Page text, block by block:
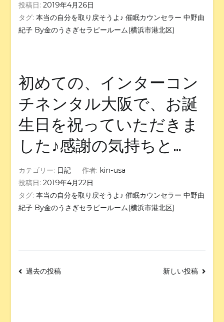
投稿日:2019年4月26日
タグ:本当の自分を取り戻そうよ♪ 催眠カウンセラー 中野由
紀子 By金のうさぎセラピールーム(横浜市港北区)
初めての、インターコン
チネンタル大阪で、お誕
生日を祝っていただきま
した♪感謝の気持ちと…
カテゴリー: 日記 作者: kin-usa
投稿日:2019年4月22日
タグ:本当の自分を取り戻そうよ♪ 催眠カウンセラー 中野由
紀子 By金のうさぎセラピールーム(横浜市港北区)
過去の投稿 新しい投稿